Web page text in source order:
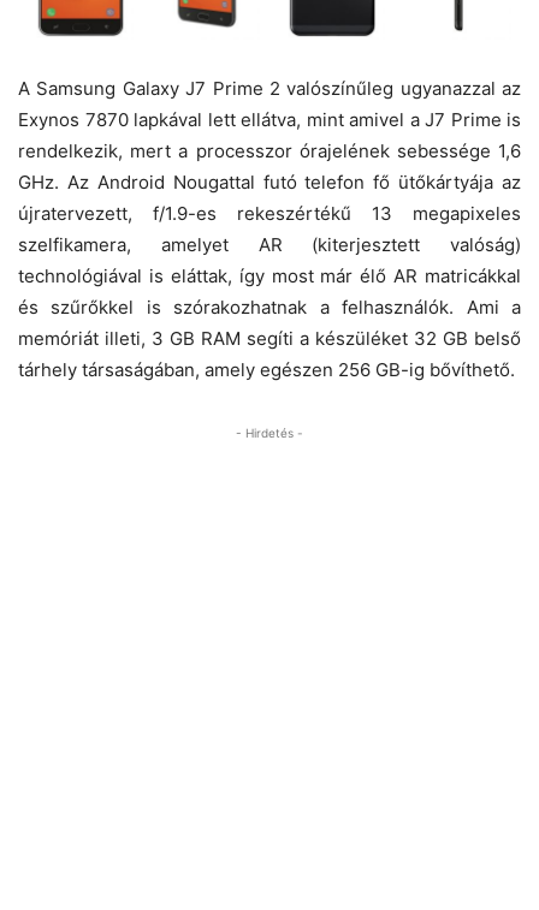
A Samsung Galaxy J7 Prime 2 valószínűleg ugyanazzal az
Exynos 7870 lapkával lett ellátva, mint amivel a J7 Prime is
rendelkezik, mert a processzor órajelének sebessége 1,6
GHz. Az Android Nougattal futó telefon fő ütőkártyája az
újratervezett, f/1.9-es rekeszértékű 13 megapixeles
szelfikamera, amelyet AR (kiterjesztett valóság)
technológiával is eláttak, így most már élő AR matricákkal
és szűrőkkel is szórakozhatnak a felhasználók. Ami a
memóriát illeti, 3 GB RAM segíti a készüléket 32 GB belső
tárhely társaságában, amely egészen 256 GB-ig bővíthető.
- Hirdetés -